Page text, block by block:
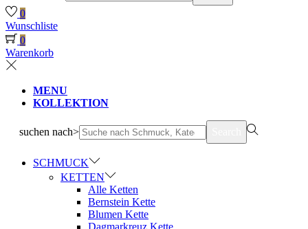
0
Wunschliste
0
Warenkorb
MENU
KOLLEKTION
suchen nach>
SCHMUCK
KETTEN
Alle Ketten
Bernstein Kette
Blumen Kette
Dagmarkreuz Kette